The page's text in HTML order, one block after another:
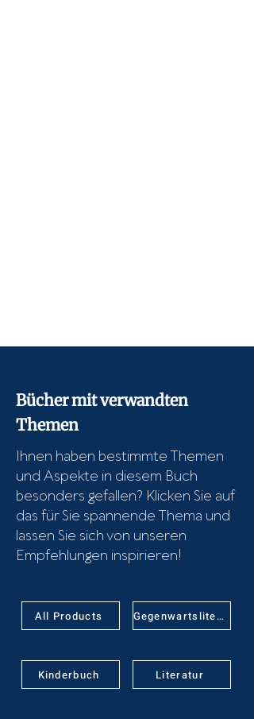
Bücher mit verwandten
Themen
Ihnen haben bestimmte Themen
und Aspekte in diesem Buch
besonders gefallen? Klicken Sie auf
das für Sie spannende Thema und
lassen Sie sich von unseren
Empfehlungen inspirieren!
All Products
Kinderbuch
Gegenwartsliteratur
Literatur